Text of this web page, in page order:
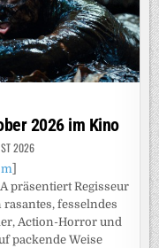
2026 im Kino
2026
präsentiert Regisseur
rasantes, fesselndes
Action-Horror und
packende Weise